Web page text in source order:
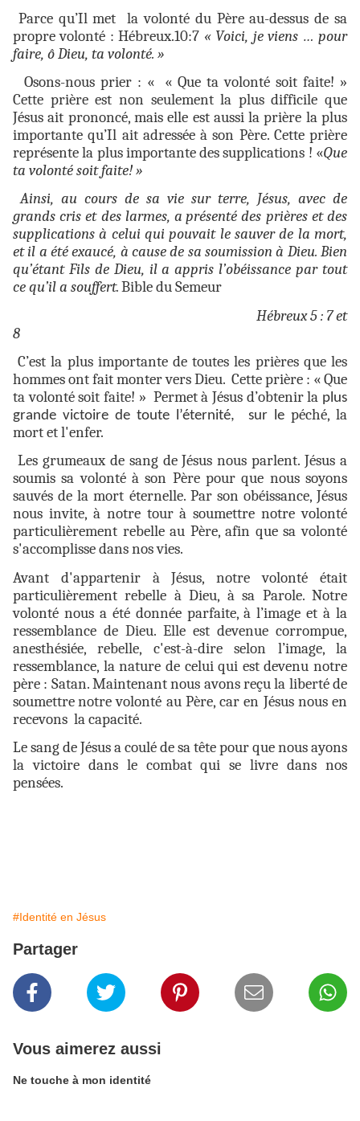
Parce qu’Il met la volonté du Père au-dessus de sa
propre volonté : Hébreux.10:7 « Voici, je viens … pour
faire, ô Dieu, ta volonté. »
Osons-nous prier : « « Que ta volonté soit faite! »
Cette prière est non seulement la plus difficile que
Jésus ait prononcé, mais elle est aussi la prière la plus
importante qu’Il ait adressée à son Père. Cette prière
représente la plus importante des supplications ! «Que
ta volonté soit faite! »
Ainsi, au cours de sa vie sur terre, Jésus, avec de
grands cris et des larmes, a présenté des prières et des
supplications à celui qui pouvait le sauver de la mort,
et il a été exaucé, à cause de sa soumission à Dieu. Bien
qu’étant Fils de Dieu, il a appris l’obéissance par tout
ce qu’il a souffert.Bible du Semeur
Hébreux 5 : 7 et
8
C’est la plus importante de toutes les prières que les
hommes ont fait monter vers Dieu. Cette prière : « Que
ta volonté soit faite! » Permet à Jésus d’obtenir la plus
grande victoire de toute l’éternité, sur lepéché, la
mort et l'enfer.
Les grumeaux de sang de Jésus nous parlent. Jésus a
soumis sa volonté à son Père pour que nous soyons
sauvés de la mort éternelle. Par son obéissance, Jésus
nous invite, à notre tour à soumettre notre volonté
particulièrement rebelle au Père, afin que sa volonté
s'accomplisse dans nos vies.
Avant d'appartenir à Jésus, notre volonté était
particulièrement rebelle à Dieu, à sa Parole. Notre
volonté nous a été donnée parfaite, à l’image et à la
ressemblance de Dieu. Elle est devenue corrompue,
anesthésiée, rebelle, c'est-à-dire selon l’image, la
ressemblance, la nature de celui qui est devenu notre
père : Satan. Maintenant nous avons reçu la liberté de
soumettrenotre volonté au Père, car en Jésus nous en
recevons la capacité.
Le sang de Jésus a coulé de sa tête pour que nous ayons
la victoire dans le combat qui se livre dans nos
pensées.
#Identité en Jésus
Partager
Vous aimerez aussi
Ne touche à mon identité